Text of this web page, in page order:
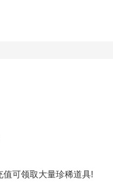
可领取大量珍稀道具!